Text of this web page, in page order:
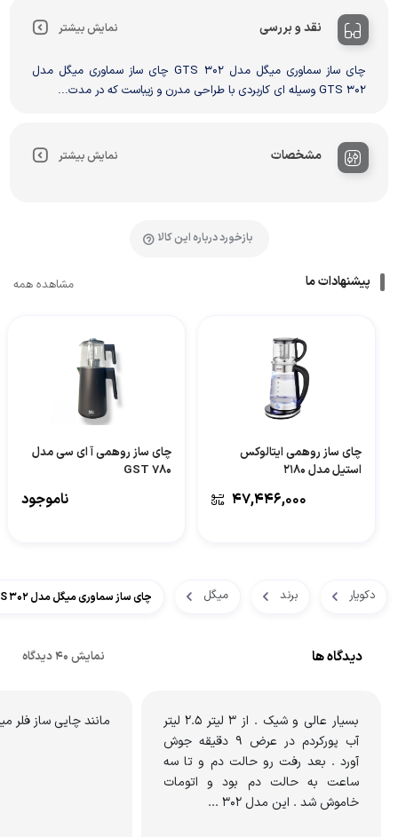
نقد و بررسی نمایش بیشتر
چای ساز سماوری میگل مدل GTS 302 چای ساز سماوری میگل مدل
GTS 302 وسیله ای کاربردی با طراحی مدرن و زیباست که در مدت...
مشخصات نمایش بیشتر
بازخورد درباره این کالا
پیشنهادات ما مشاهده همه
چای ساز روهمی ایتالوکس
استیل مدل 2180
۴۷,۴۴۶,۰۰۰
چای ساز روهمی آ ای سی مدل
GST 780
ناموجود
دکویار برند میگل چای ساز سماوری میگل مدل GTS 302
دیدگاه ها نمایش 40 دیدگاه
بسیار عالی و شیک ‌‌. از 3 لیتر 2.5 لیتر
آب پورکردم در عرض 9 دقیقه جوش
آورد . بعد رفت رو حالت دم و تا سه
ساعت به حالت دم بود و اتومات
خاموش شد . این مدل 302 ...
مانند چایی ساز فلر